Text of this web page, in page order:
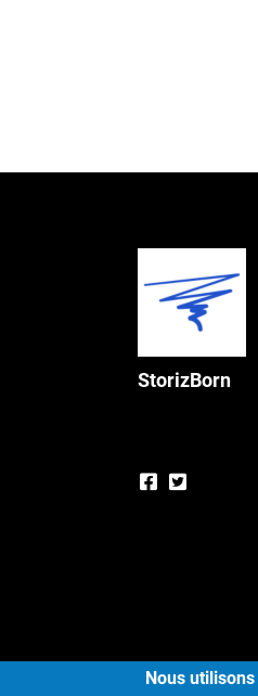
StorizBorn
Nous